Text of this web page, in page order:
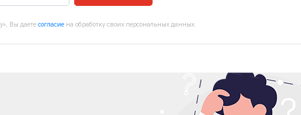
Вы даете согласие на обработку своих персональных данных.